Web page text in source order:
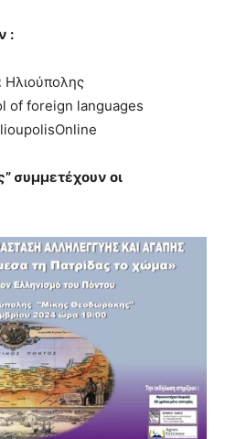
:
Ηλιούπολης
of foreign languages
συμμετέχουν οι